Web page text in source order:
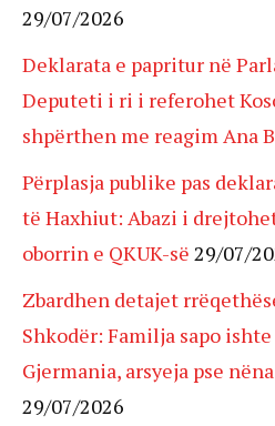
29/07/2026
Deklarata e papritur në
Deputeti i ri i referohet
shpërthen me reagim Ana
Përplasja publike pas
të Haxhiut: Abazi i
oborrin e QKUK-së 29/07/
Zbardhen detajet
Shkodër: Familja sapo
Gjermania, arsyeja pse
29/07/2026